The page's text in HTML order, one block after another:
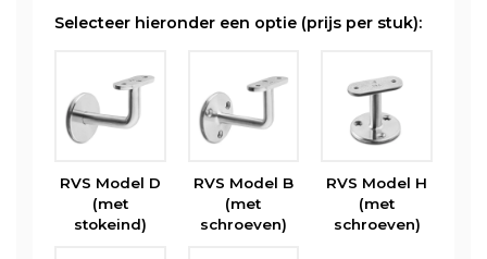
Selecteer hieronder een optie (prijs per stuk):
RVS Model D
(met
stokeind)
RVS Model B
(met
schroeven)
RVS Model H
(met
schroeven)